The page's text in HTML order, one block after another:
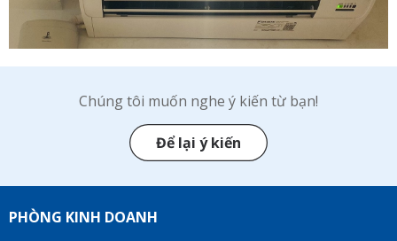
Chúng tôi muốn nghe ý kiến từ bạn!
Để lại ý kiến
PHÒNG KINH DOANH